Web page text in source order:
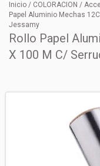
Inicio / COLORACION /
Papel Aluminio Mechas
Jessamy
Rollo Papel
X 100 M C/